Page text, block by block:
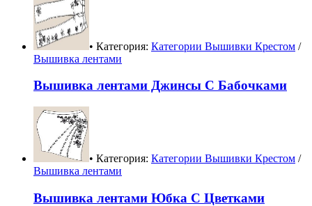
• Категория: Категории Вышивки Крестом /
Вышивка лентами
Вышивка лентами Джинсы С Бабочками
• Категория: Категории Вышивки Крестом /
Вышивка лентами
Вышивка лентами Юбка С Цветками